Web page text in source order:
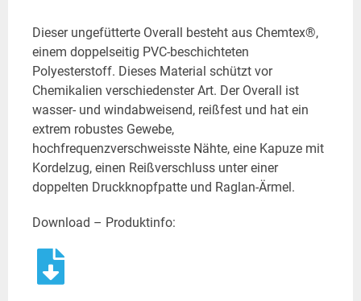
Dieser ungefütterte Overall besteht aus Chemtex®,
einem doppelseitig PVC-beschichteten
Polyesterstoff. Dieses Material schützt vor
Chemikalien verschiedenster Art. Der Overall ist
wasser- und windabweisend, reißfest und hat ein
extrem robustes Gewebe,
hochfrequenzverschweisste Nähte, eine Kapuze mit
Kordelzug, einen Reißverschluss unter einer
doppelten Druckknopfpatte und Raglan-Ärmel.
Download – Produktinfo: